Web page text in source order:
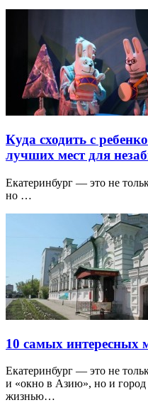
Куда сходить с
лучших мест для
Екатеринбург — это не
но …
10 самых интересных
Екатеринбург — это не
и «окно в Азию», но и город
жизнью…